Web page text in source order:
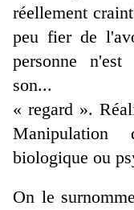
réellement
peu fier de
personne
son...
« regard ».
biologique ou
On le